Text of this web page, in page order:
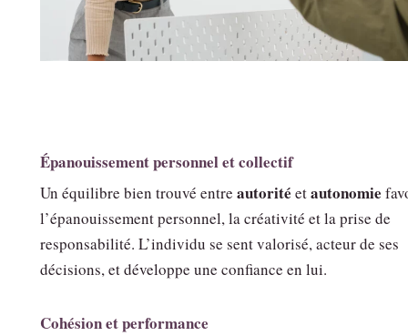
Épanouissement personnel et collectif
Un équilibre bien trouvé entre autorité etautonomie
l’épanouissement personnel, la créativité et la prise de
responsabilité. L’individu se sent valorisé, acteur de ses
décisions, et développe une confiance en lui.
Cohésion et performance